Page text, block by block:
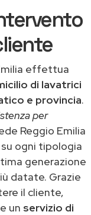
effettua
di lavatrici
e provincia.
per
Reggio Emilia
ogni tipologia
generazione
datate. Grazie
il cliente,
un servizio di